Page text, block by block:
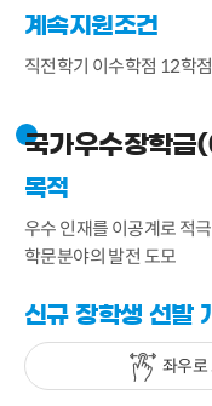
계속지원조건
직전학기 이수학점 12학
국가우수장학금
목적
우수 인재를 이공계로 적
학문분야의 발전 도모
신규 장학생 선발
좌우로